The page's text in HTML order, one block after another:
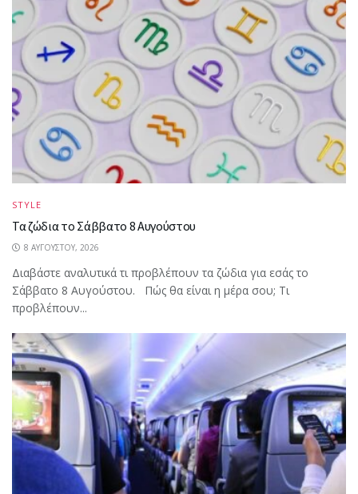
STYLE
Τα ζώδια το Σάββατο 8 Αυγούστου
8 ΑΥΓΟΎΣΤΟΥ, 2026
Διαβάστε αναλυτικά τι προβλέπουν τα ζώδια για εσάς το
Σάββατο 8 Αυγούστου. Πώς θα είναι η μέρα σου; Τι
προβλέπουν...